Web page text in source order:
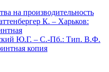
на производительность
К. – Харьков:
Ю.Г. – С.-Пб.: Тип. В.Ф.
копия